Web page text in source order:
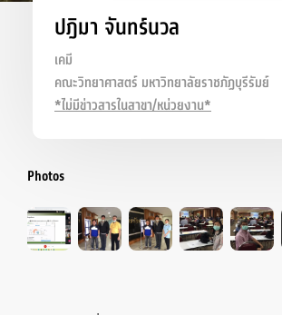
ปฎิมา จันทร์นวล
เคมี
คณะวิทยาศาสตร์ มหาวิทยาลัยราชภัฏบุรีรัมย์
*ไม่มีข่าวสารในสาขา/หน่วยงาน*
Photos